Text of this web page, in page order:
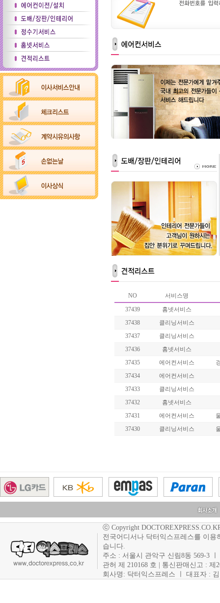
NO
서비스명
37439
홈넷서비스
37438
클리닝서비스
37437
클리닝서비스
37436
홈넷서비스
37435
에어컨서비스
37434
에어컨서비스
37433
클리닝서비스
37432
홈넷서비스
37431
에어컨서비스
37430
클리닝서비스
ⓒ Copyright
전국어디서나 닥터익스프레스를 이
습니다.
주소 : 서울시 관악구 신림8동 569-3
관허 제 210168 호 | 통신판매신고 : 제
회사명: 닥터익스프레스 ㅣ 대표자 :